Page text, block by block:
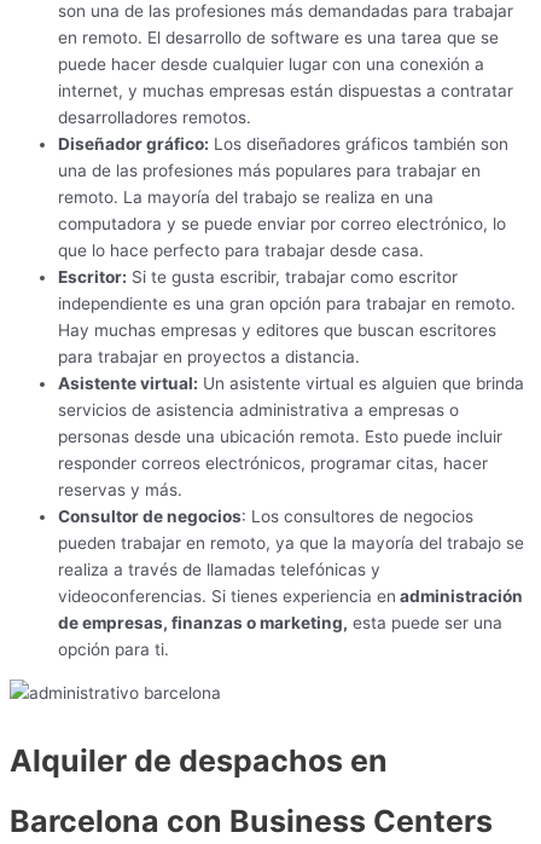
son una de las profesiones más demandadas para trabajar
en remoto. El desarrollo de software es una tarea que se
puede hacer desde cualquier lugar con una conexión a
internet, y muchas empresas están dispuestas a contratar
desarrolladores remotos.
Diseñador gráfico: Los diseñadores gráficos también son
una de las profesiones más populares para trabajar en
remoto. La mayoría del trabajo se realiza en una
computadora y se puede enviar por correo electrónico, lo
que lo hace perfecto para trabajar desde casa.
Escritor: Si te gusta escribir, trabajar como escritor
independiente es una gran opción para trabajar en remoto.
Hay muchas empresas y editores que buscan escritores
para trabajar en proyectos a distancia.
Asistente virtual: Un asistente virtual es alguien que brinda
servicios de asistencia administrativa a empresas o
personas desde una ubicación remota. Esto puede incluir
responder correos electrónicos, programar citas, hacer
reservas y más.
Consultor de negocios: Los consultores de negocios
pueden trabajar en remoto, ya que la mayoría del trabajo se
realiza a través de llamadas telefónicas y
videoconferencias. Si tienes experiencia en administración
de empresas, finanzas o marketing, esta puede ser una
opción para ti.
Alquiler de despachos en
Barcelona con Business Centers